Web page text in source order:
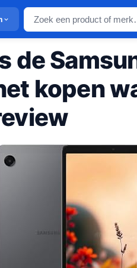
de
kopen